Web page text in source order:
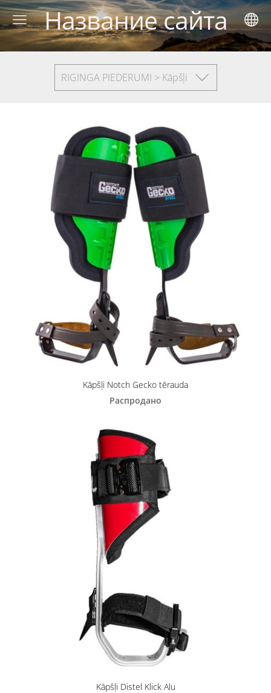
Название сайта
RIGINGA PIEDERUMI > Kāpšļi
Kāpšļi Notch Gecko tērauda
Распродано
Kāpšļi Distel Klick Alu